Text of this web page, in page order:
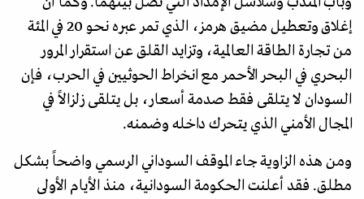
إغلاق وتعطيل مضيق هرمز، الذي تمر عبره نحو 20 في المئة
من تجارة الطاقة العالمية، وتزايد القلق عن استقرار المرور
البحري في البحر الأحمر مع انخراط الحوثيين في الحرب، فإن
السودان لا يتلقى فقط صدمة أسعار، بل يتلقى زلزالاً في
المجال الأمني الذي يتحرك داخله وضمنه.
ومن هذه الزاوية جاء الموقف السوداني الرسمي واضحاً بشكل
مطلق. فقد أعلنت الحكومة السودانية، منذ الأيام الأولى